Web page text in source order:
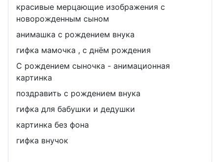
красивые мерцающие изображения с
новорожденным сыном
анимашка с рождением внука
гифка мамочка , с днём рождения
С рождением сыночка - анимационная
картинка
поздравить с рождением внука
гифка для бабушки и дедушки
картинка без фона
гифка внучок